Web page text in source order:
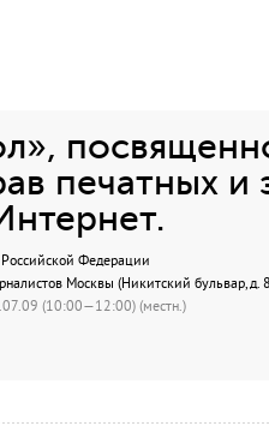
печатных и
Федерации
Москвы (Никитский бульвар,
(10:00—12:00) (местн.)